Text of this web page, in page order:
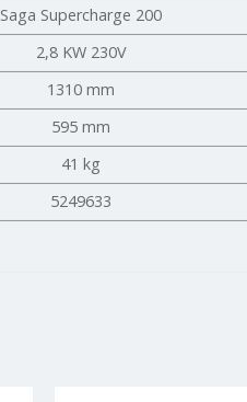
Saga Supercharge 200
2,8 KW 230V
1310 mm
595 mm
41 kg
5249633